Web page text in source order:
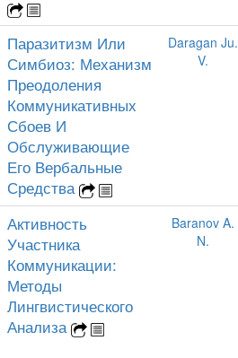
Паразитизм Или
Симбиоз: Механизм
Преодоления
Коммуникативных
Сбоев И
Обслуживающие
Его Вербальные
Средства
Daragan Ju.
V.
Активность
Участника
Коммуникации:
Методы
Лингвистического
Анализа
Baranov A.
N.